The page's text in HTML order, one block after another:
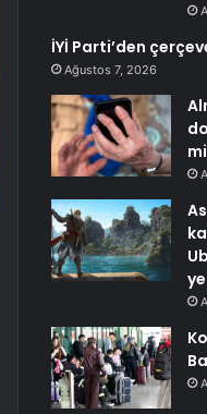
İYİ Parti’den
Ağustos 7, 2026